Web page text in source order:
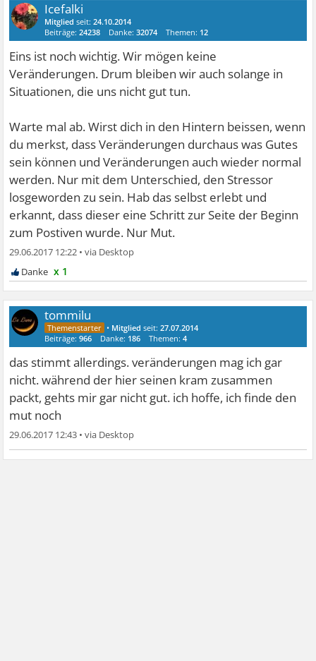
Icefalki
Mitglied seit:24.10.2014
Beiträge:24238 Danke:32074 Themen: 12
Eins ist noch wichtig. Wir mögen keine
Veränderungen. Drum bleiben wir auch solange in
Situationen, die uns nicht gut tun.
Warte mal ab. Wirst dich in den Hintern beissen, wenn
du merkst, dass Veränderungen durchaus was Gutes
sein können und Veränderungen auch wieder normal
werden. Nur mit dem Unterschied, den Stressor
losgeworden zu sein. Hab das selbst erlebt und
erkannt, dass dieser eine Schritt zur Seite der Beginn
zum Postiven wurde. Nur Mut.
29.06.2017 12:22 •
x 1
tommilu
• Mitglied seit:27.07.2014
Beiträge:966 Danke: 186 Themen:4
das stimmt allerdings. veränderungen mag ich gar
nicht. während der hier seinen kram zusammen
packt, gehts mir gar nicht gut. ich hoffe, ich finde den
mut noch
29.06.2017 12:43 •